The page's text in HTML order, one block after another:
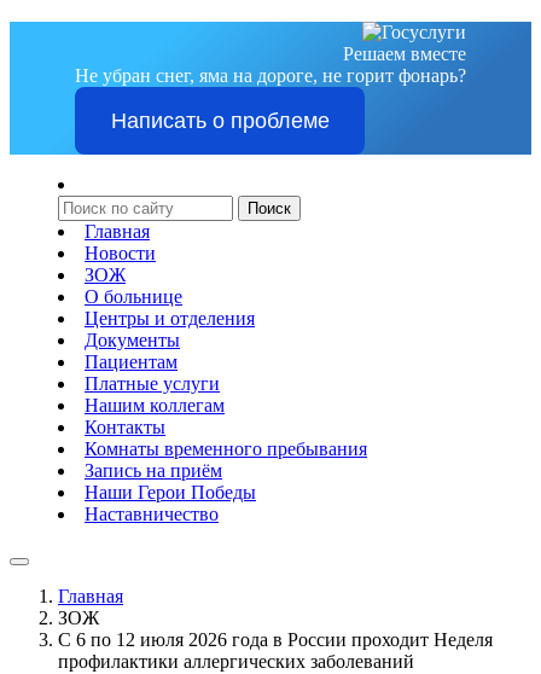
Решаем вместе
Не убран снег, яма на дороге, не горит фонарь?
Написать о проблеме
Главная
Новости
ЗОЖ
О больнице
Центры и отделения
Документы
Пациентам
Платные услуги
Нашим коллегам
Контакты
Комнаты временного пребывания
Запись на приём
Наши Герои Победы
Наставничество
Главная
ЗОЖ
С 6 по 12 июля 2026 года в России проходит Неделя
профилактики аллергических заболеваний